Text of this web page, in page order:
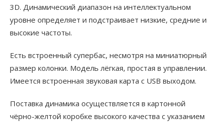
3D. Динамический диапазон на интеллектуальном
уровне определяет и подстраивает низкие, средние и
высокие частоты.
Есть встроенный супербас, несмотря на миниатюрный
размер колонки. Модель лёгкая, простая в управлении.
Имеется встроенная звуковая карта с USB выходом.
Поставка динамика осуществляется в картонной
чёрно-желтой коробке высокого качества с указанием